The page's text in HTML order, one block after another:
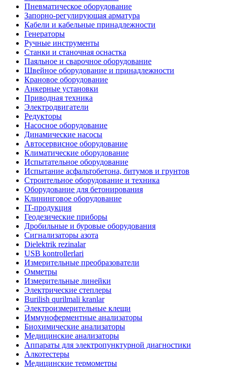
Пневматическое оборудование
Запорно-регулирующая арматура
Кабели и кабельные принадлежности
Генераторы
Ручные инструменты
Станки и станочная оснастка
Паяльное и сварочное оборудование
Швейное оборудование и принадлежности
Крановое оборудование
Анкерные установки
Приводная техника
Электродвигатели
Редукторы
Насосное оборудование
Динамические насосы
Автосервисное оборудование
Климатические оборудование
Испытательное оборудование
Испытание асфальтобетона, битумов и грунтов
Строительное оборудование и техника
Оборудование для бетонирования
Клининговое оборудование
IT-продукция
Геодезические приборы
Дробильные и буровые оборудования
Сигнализаторы азота
Dielektrik rezinalar
USB kontrollerlari
Измерительные преобразователи
Омметры
Измерительные линейки
Электрические степлеры
Burilish qurilmali kranlar
Электроизмерительные клещи
Иммуноферментные анализаторы
Биохимические анализаторы
Медицинские анализаторы
Аппараты для электропунктурной диагностики
Алкотестеры
Медицинские термометры